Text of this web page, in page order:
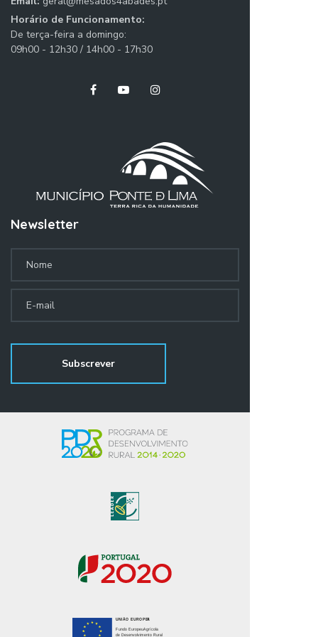
Horário de Funcionamento:
De terça-feira a domingo:
09h00 - 12h30 / 14h00 - 17h30
Newsletter